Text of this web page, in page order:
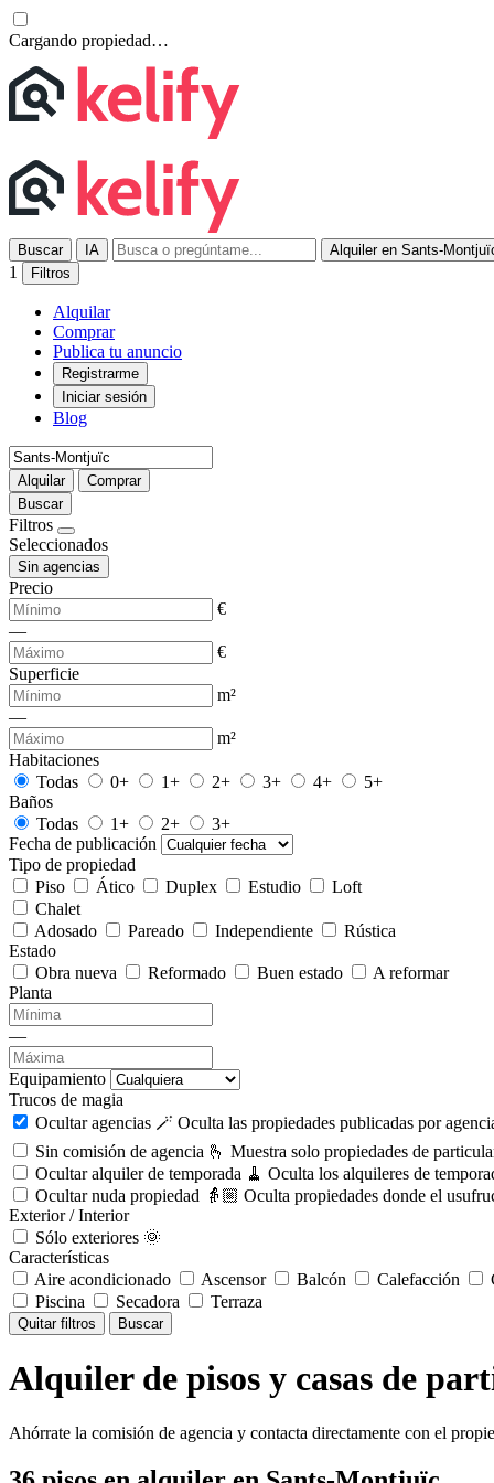
Cargando propiedad…
Buscar IA Alquiler en Sants-
1 Filtros
Alquilar
Comprar
Publica tu anuncio
Registrarme
Iniciar sesión
Blog
Alquilar
Comprar
Buscar
Filtros
Seleccionados
Sin agencias
Precio
€
—
€
Superficie
m²
—
m²
Habitaciones
Todas
0+ 1+ 2+ 3+ 4+
5+
Baños
Todas
1+ 2+
3+
Fecha de publicación
Tipo de propiedad
Piso
Ático Duplex Estudio
Loft
Chalet
Adosado
Pareado Independiente
Rústica
Estado
Obra nueva
Reformado Buen estado
A reformar
Planta
—
Equipamiento
Trucos de magia
Ocultar agencias 🪄 Oculta las propiedades publicadas por
Sin comisión de agencia 🫰 Muestra solo propiedades de
Ocultar alquiler de temporada 🧹 Oculta los alquileres de
Ocultar nuda propiedad 👵🏼 Oculta propiedades donde el
Exterior / Interior
Sólo exteriores 🌞
Características
Aire acondicionado
Ascensor Balcón Calefacción
Piscina
Secadora Terraza
Quitar filtros Buscar
Alquiler de pisos y casas de
Ahórrate la comisión de agencia y contacta directamente con el